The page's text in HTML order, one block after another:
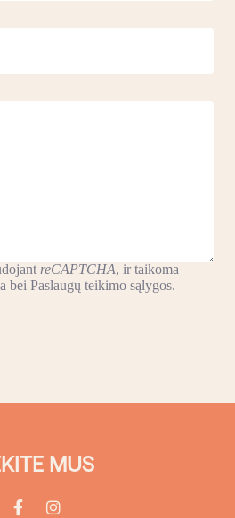
reCAPTCHA, ir taikoma
bei Paslaugų teikimo sąlygos.
MUS